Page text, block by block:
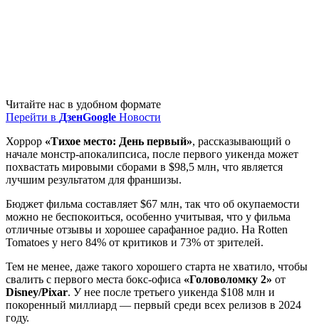
Читайте нас в удобном формате
Перейти в ДзенGoogle Новости
Хоррор «Тихое место: День первый», рассказывающий о
начале монстр-апокалипсиса, после первого уикенда может
похвастать мировыми сборами в $98,5 млн, что является
лучшим результатом для франшизы.
Бюджет фильма составляет $67 млн, так что об окупаемости
можно не беспокоиться, особенно учитывая, что у фильма
отличные отзывы и хорошее сарафанное радио. На Rotten
Tomatoes у него 84% от критиков и 73% от зрителей.
Тем не менее, даже такого хорошего старта не хватило, чтобы
свалить с первого места бокс-офиса «Головоломку 2» от
Disney/Pixar. У нее после третьего уикенда $108 млн и
покоренный миллиард — первый среди всех релизов в 2024
году.